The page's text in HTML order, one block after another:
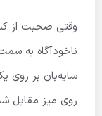
وقتی صحبت از
ناخودآگاه به
سایه‌بان بر
روی میز مقابل